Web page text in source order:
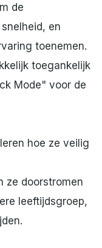
de
en
toenemen.
toegankelijk
Mode" voor de
hoe ze veilig
ze doorstromen
leeftijdsgroep,